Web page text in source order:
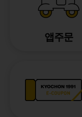
앱주문